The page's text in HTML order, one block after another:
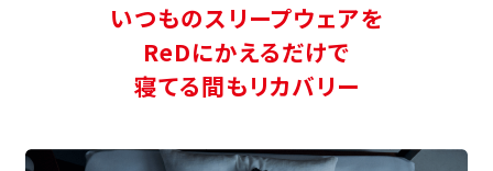
いつものスリープウェアを
ReDにかえるだけで
寝てる間もリカバリー